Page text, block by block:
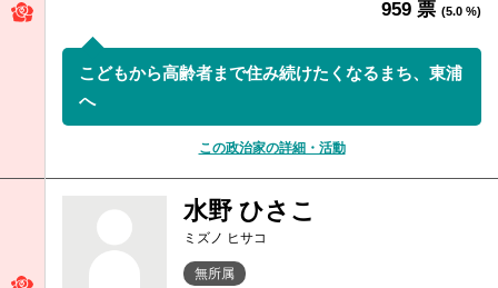
959 票 (5.0 %)
こどもから高齢者まで住み続けたくなるまち、東浦
へ
この政治家の詳細・活動
水野 ひさこ
ミズノ ヒサコ
無所属